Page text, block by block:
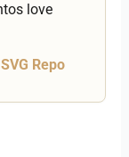
love
SVG Repo